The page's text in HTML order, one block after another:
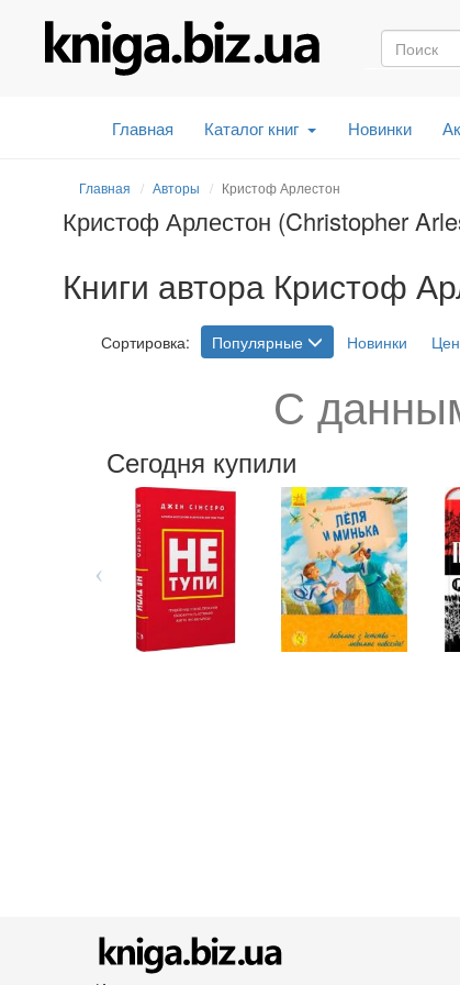
Главная Каталог книг Новинки
Главная Авторы Кристоф Арлестон
Кристоф Арлестон (Christopher
Книги автора Кристоф
Сортировка: Популярные Новинки
С
Сегодня купили